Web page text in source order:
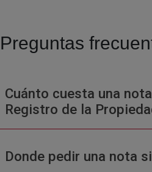
Preguntas
Cuánto cuesta una
Registro de la
Donde pedir una nota